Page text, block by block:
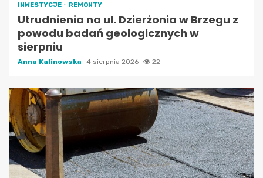
INWESTYCJE REMONTY
Utrudnienia na ul. Dzierżonia w Brzegu z
powodu badań geologicznych w
sierpniu
Anna Kalinowska 4 sierpnia 2026 22